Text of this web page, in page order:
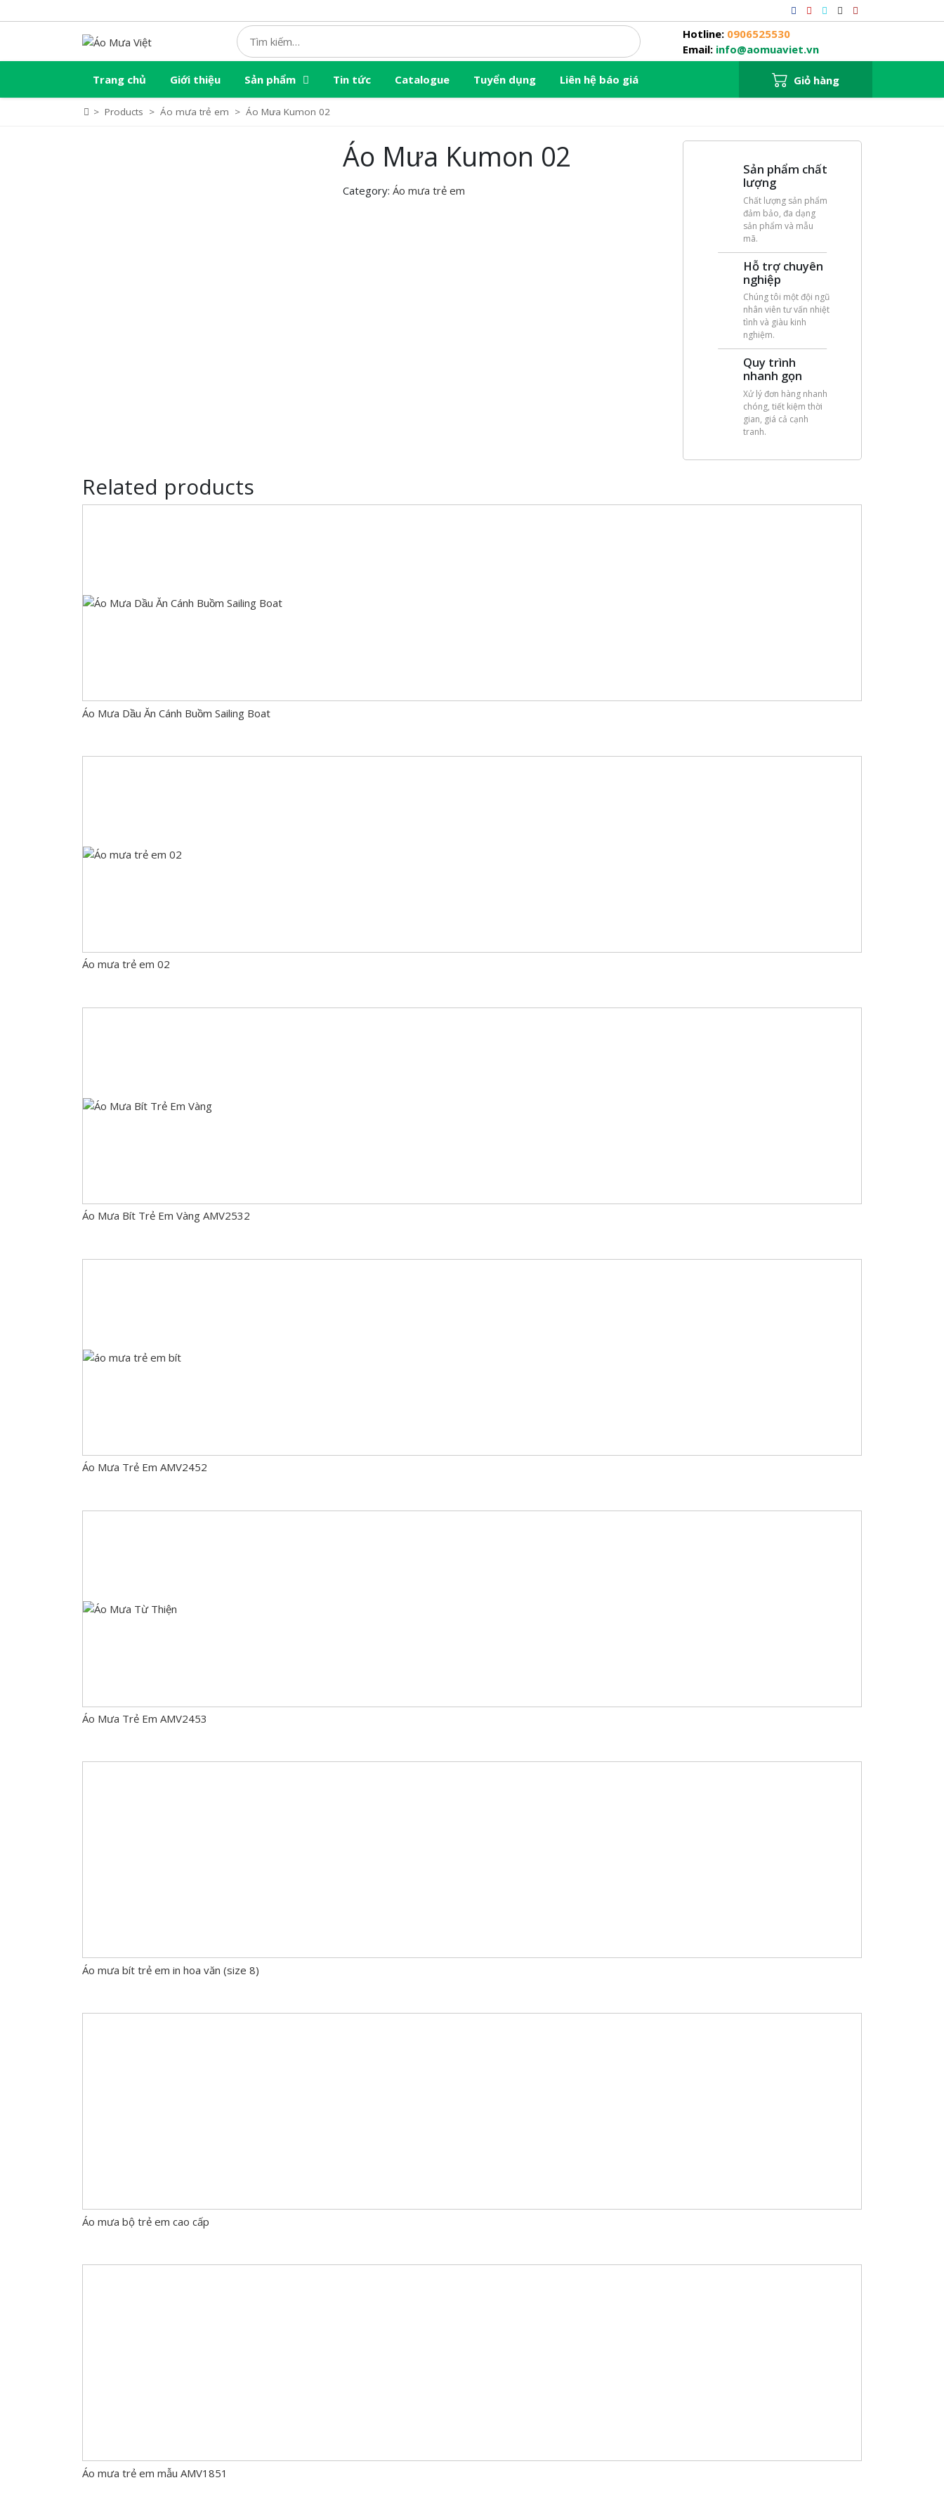
to
Hotline: 0906525530
Email: info@aomuaviet.vn
Trang chủ Giới thiệu Sản phẩm Tin tức Catalogue Tuyển dụng Liên hệ báo giá Giỏ hàng
> Products > Áo mưa trẻ em > Áo Mưa Kumon 02
Áo Mưa Kumon 02
Category:Áo mưa trẻ em
Sản phẩm chất
lượng
Chất lượng sản phẩm
đảm bảo, đa dạng
sản phẩm và mẫu
mã.
Hỗ trợ chuyên
nghiệp
Chúng tôi một đội ngũ
nhân viên tư vấn nhiệt
tình và giàu kinh
nghiệm.
Quy trình
nhanh gọn
Xử lý đơn hàng nhanh
chóng, tiết kiệm thời
gian, giá cả cạnh
tranh.
Related products
Áo Mưa Dầu Ăn Cánh Buồm Sailing Boat
Áo mưa trẻ em 02
Áo Mưa Bít Trẻ Em Vàng AMV2532
Áo Mưa Trẻ Em AMV2452
Áo Mưa Trẻ Em AMV2453
Áo mưa bít trẻ em in hoa văn (size 8)
Áo mưa bộ trẻ em cao cấp
Áo mưa trẻ em mẫu AMV1851